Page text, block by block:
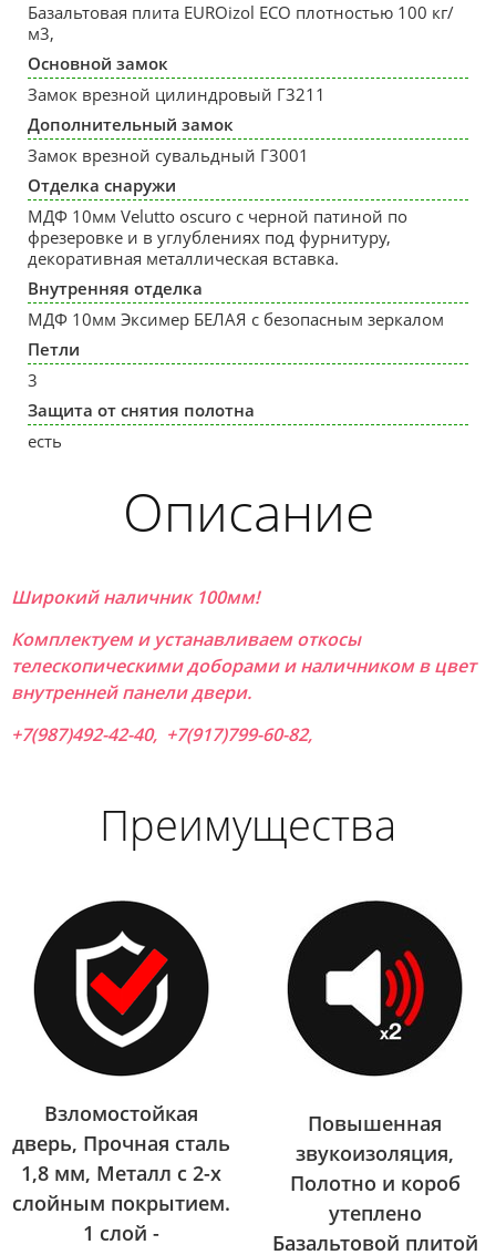
Базальтовая плита EUROizol ECO плотностью 100 кг/
м3,
Основной замок
Замок врезной цилиндровый Г3211
Дополнительный замок
Замок врезной сувальдный Г3001
Отделка снаружи
МДФ 10мм Velutto oscuro с черной патиной по
фрезеровке и в углублениях под фурнитуру,
декоративная металлическая вставка.
Внутренняя отделка
МДФ 10мм Эксимер БЕЛАЯ с безопасным зеркалом
Петли
3
Защита от снятия полотна
есть
Описание
Широкий наличник 100мм!
Комплектуем и устанавливаем откосы
телескопическими доборами и наличником в цвет
внутренней панели двери.
+7(987)492-42-40, +7(917)799-60-82,
Преимущества
Взломостойкая
дверь, Прочная сталь
1,8 мм, Металл с 2-х
слойным покрытием.
1 слой -
Повышенная
звукоизоляция,
Полотно и короб
утеплено
Базальтовой плитой